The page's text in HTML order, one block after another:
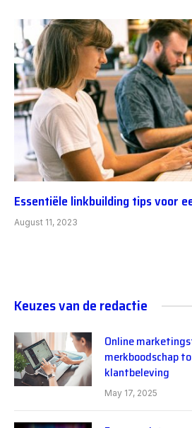
Essentiële linkbuilding tips voor
August 11, 2023
Keuzes van de redactie
Online
merkboodschap
klantbeleving
May 17, 2025